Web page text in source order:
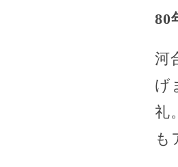
80
河
げ
礼
も